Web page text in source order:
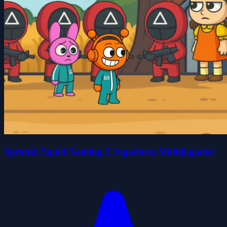
Sprunki Squid Gaming 2 Jugadores Multijugador